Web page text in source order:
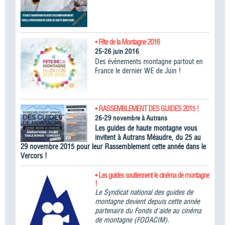
• Fête de la Montagne 2016
25-26 juin 2016
Des évènements montagne partout en
France le dernier WE de Juin !
• RASSEMBLEMENT DES GUIDES 2015 !
26-29 novembre à Autrans
Les guides de haute montagne vous
invitent à Autrans Méaudre, du 25 au
29 novembre 2015 pour leur Rassemblement cette année dans le
Vercors !
• Les guides soutiennent le cinéma de montagne
!
Le Syndicat national des guides de
montagne devient depuis cette année
partenaire du Fonds d'aide au cinéma
de montagne (FODACIM).